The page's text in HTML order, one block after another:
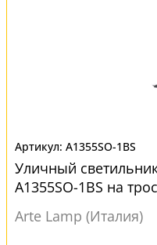
A1355SO-1BS
Уличный
A1355SO-1BS на
Arte Lamp (Италия)